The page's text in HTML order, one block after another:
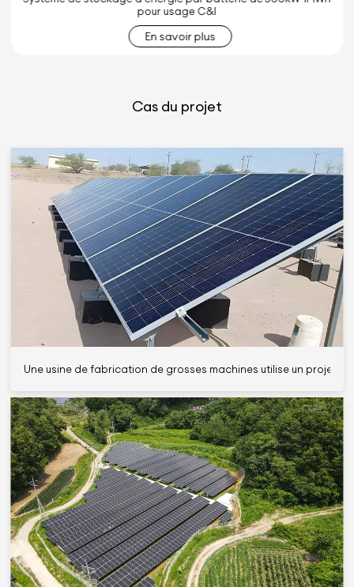
En savoir plus
Cas du projet
Une usine de fabrication de grosses machines utilise un projet de